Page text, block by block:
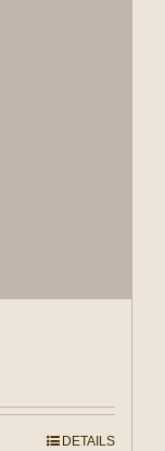
DETAILS